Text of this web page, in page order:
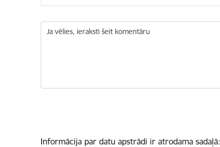
Ja vēlies, ieraksti šeit komentāru
Informācija par datu apstrādi ir atrodama sadaļā: